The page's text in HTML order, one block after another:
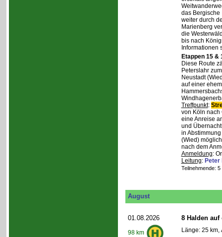
das Bergische
weiter durch
Marienberg
die
bis nach
Informationen
Etappen 15 &
Diese Route
Peterslahr
Neustadt
auf einer
Treffpunkt:
von Köln nach
eine Anreise
und
in
(Wied)
nach dem
Anmeldung:
Leitung: Peter
Teilnehmende:
August
01.08.2026
98 km
8 Halden
Länge: 25 km,